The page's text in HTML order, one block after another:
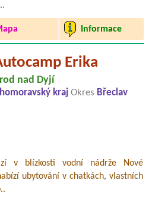
Informace
Erika
nad Dyjí
kraj Okres Břeclav
v blízkosti vodní nádrže Nové
ubytování v chatkách, vlastních